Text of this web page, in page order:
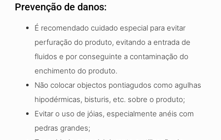
Prevenção de danos:
É recomendado cuidado especial para evitar
perfuração do produto, evitando a entrada de
fluidos e por conseguinte a contaminação do
enchimento do produto.
Não colocar objectos pontiagudos como agulhas
hipodérmicas, bisturis, etc. sobre o produto;
Evitar o uso de jóias, especialmente anéis com
pedras grandes;